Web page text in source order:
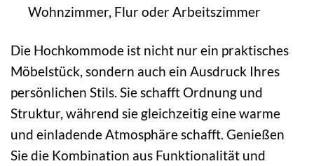
Wohnzimmer, Flur oder Arbeitszimmer
Die Hochkommode ist nicht nur ein praktisches
Möbelstück, sondern auch ein Ausdruck Ihres
persönlichen Stils. Sie schafft Ordnung und
Struktur, während sie gleichzeitig eine warme
und einladende Atmosphäre schafft. Genießen
Sie die Kombination aus Funktionalität und